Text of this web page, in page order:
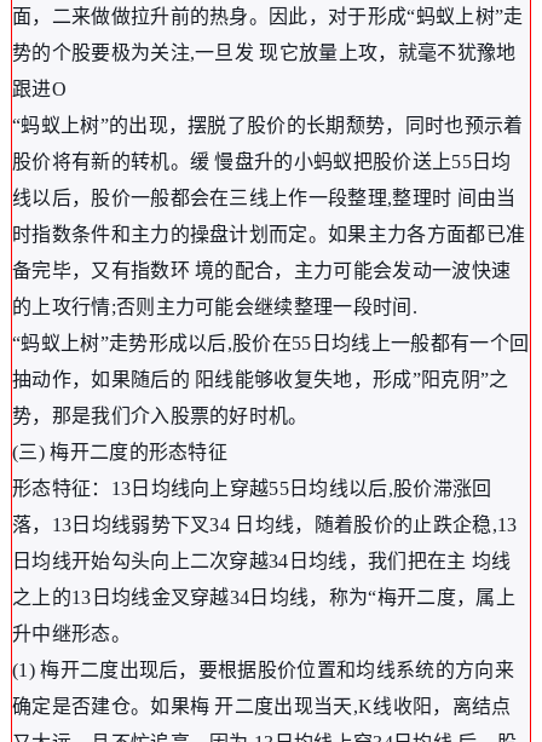
面，二来做做拉升前的热身。因此，对于形成“蚂蚁上树”走
势的个股要极为关注,一旦发 现它放量上攻，就毫不犹豫地
跟进O
“蚂蚁上树”的出现，摆脱了股价的长期颓势，同时也预示着
股价将有新的转机。缓 慢盘升的小蚂蚁把股价送上55日均
线以后，股价一般都会在三线上作一段整理,整理时 间由当
时指数条件和主力的操盘计划而定。如果主力各方面都已准
备完毕，又有指数环 境的配合，主力可能会发动一波快速
的上攻行情;否则主力可能会继续整理一段时间.
“蚂蚁上树”走势形成以后,股价在55日均线上一般都有一个回
抽动作，如果随后的 阳线能够收复失地，形成”阳克阴”之
势，那是我们介入股票的好时机。
(三) 梅开二度的形态特征
形态特征：13日均线向上穿越55日均线以后,股价滞涨回
落，13日均线弱势下叉34 日均线，随着股价的止跌企稳,13
日均线开始勾头向上二次穿越34日均线，我们把在主 均线
之上的13日均线金叉穿越34日均线，称为“梅开二度，属上
升中继形态。
(1) 梅开二度出现后，要根据股价位置和均线系统的方向来
确定是否建仓。如果梅 开二度出现当天,K线收阳，离结点